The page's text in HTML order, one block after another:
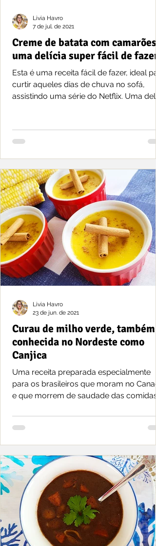
Creme de batata com camarões,
uma delícia super fácil de fazer
Esta é uma receita fácil de fazer, ideal
curtir aqueles dias de chuva no sofá,
assistindo uma série do Netflix. Uma
Livia Havro
7 de jul. de 2021
Curau de milho verde, também
conhecida no Nordeste como
Canjica
Uma receita preparada especialmente
para os brasileiros que moram no
e que morrem de saudade das comidas
Livia Havro
23 de jun. de 2021